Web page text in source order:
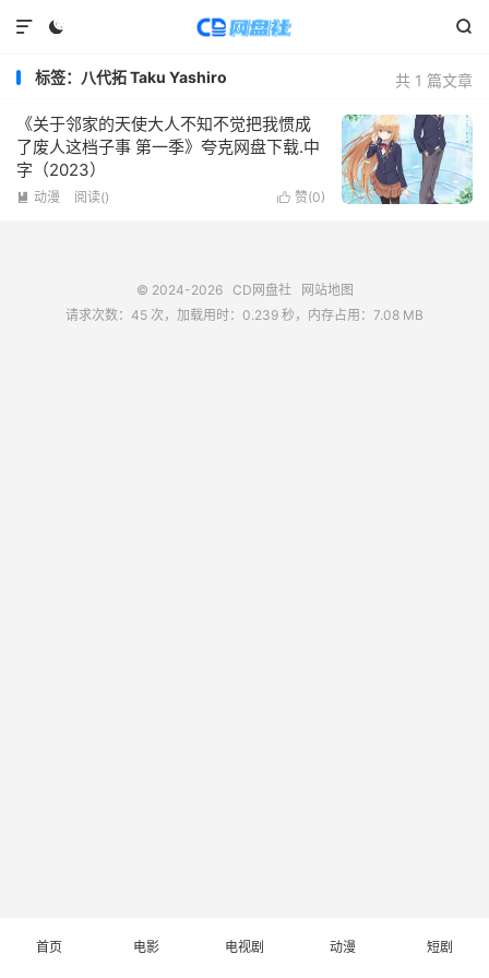
 

共 1 篇文章
标签：八代拓 Taku Yashiro
《关于邻家的天使大人不知不觉把我惯成
了废人这档子事 第一季》夸克网盘下载.中
字（2023）
 赞(0)
 动漫 阅读()
© 2024-2026 CD网盘社
网站地图
请求次数：45 次，加载用时：0.239 秒，内存占用：7.08 MB
首页 电影 电视剧 动漫 短剧